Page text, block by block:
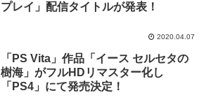
プレイ」配信タイトルが発表！
2020.04.07
「PS Vita」作品「イース セルセタの
樹海」がフルHDリマスター化し
「PS4」にて発売決定！